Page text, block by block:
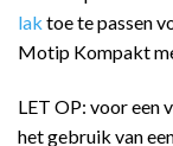
lak toe te passen
Motip Kompakt
LET OP: voor een
het gebruik van